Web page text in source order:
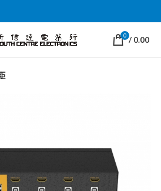
0 / 0.00